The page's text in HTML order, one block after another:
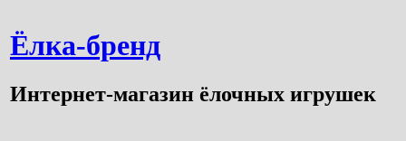
Ёлка-бренд
Интернет-магазин ёлочных игрушек